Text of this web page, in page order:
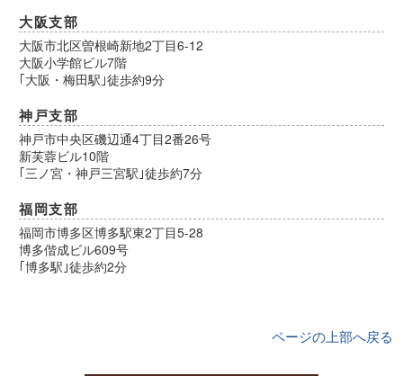
大阪支部
大阪市北区曽根崎新地2丁目6-12
大阪小学館ビル7階
｢大阪・梅田駅｣徒歩約9分
神戸支部
神戸市中央区磯辺通4丁目2番26号
新芙蓉ビル10階
｢三ノ宮・神戸三宮駅｣徒歩約7分
福岡支部
福岡市博多区博多駅東2丁目5-28
博多偕成ビル609号
｢博多駅｣徒歩約2分
ページの上部へ戻る